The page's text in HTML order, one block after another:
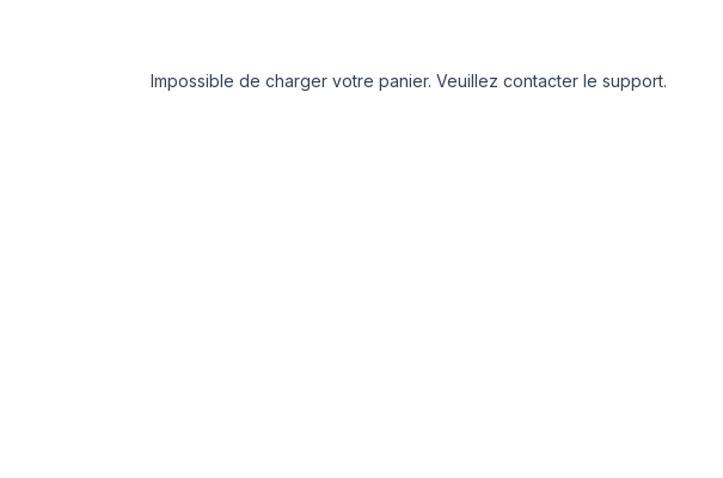
Impossible de charger votre panier. Veuillez contacter le support.